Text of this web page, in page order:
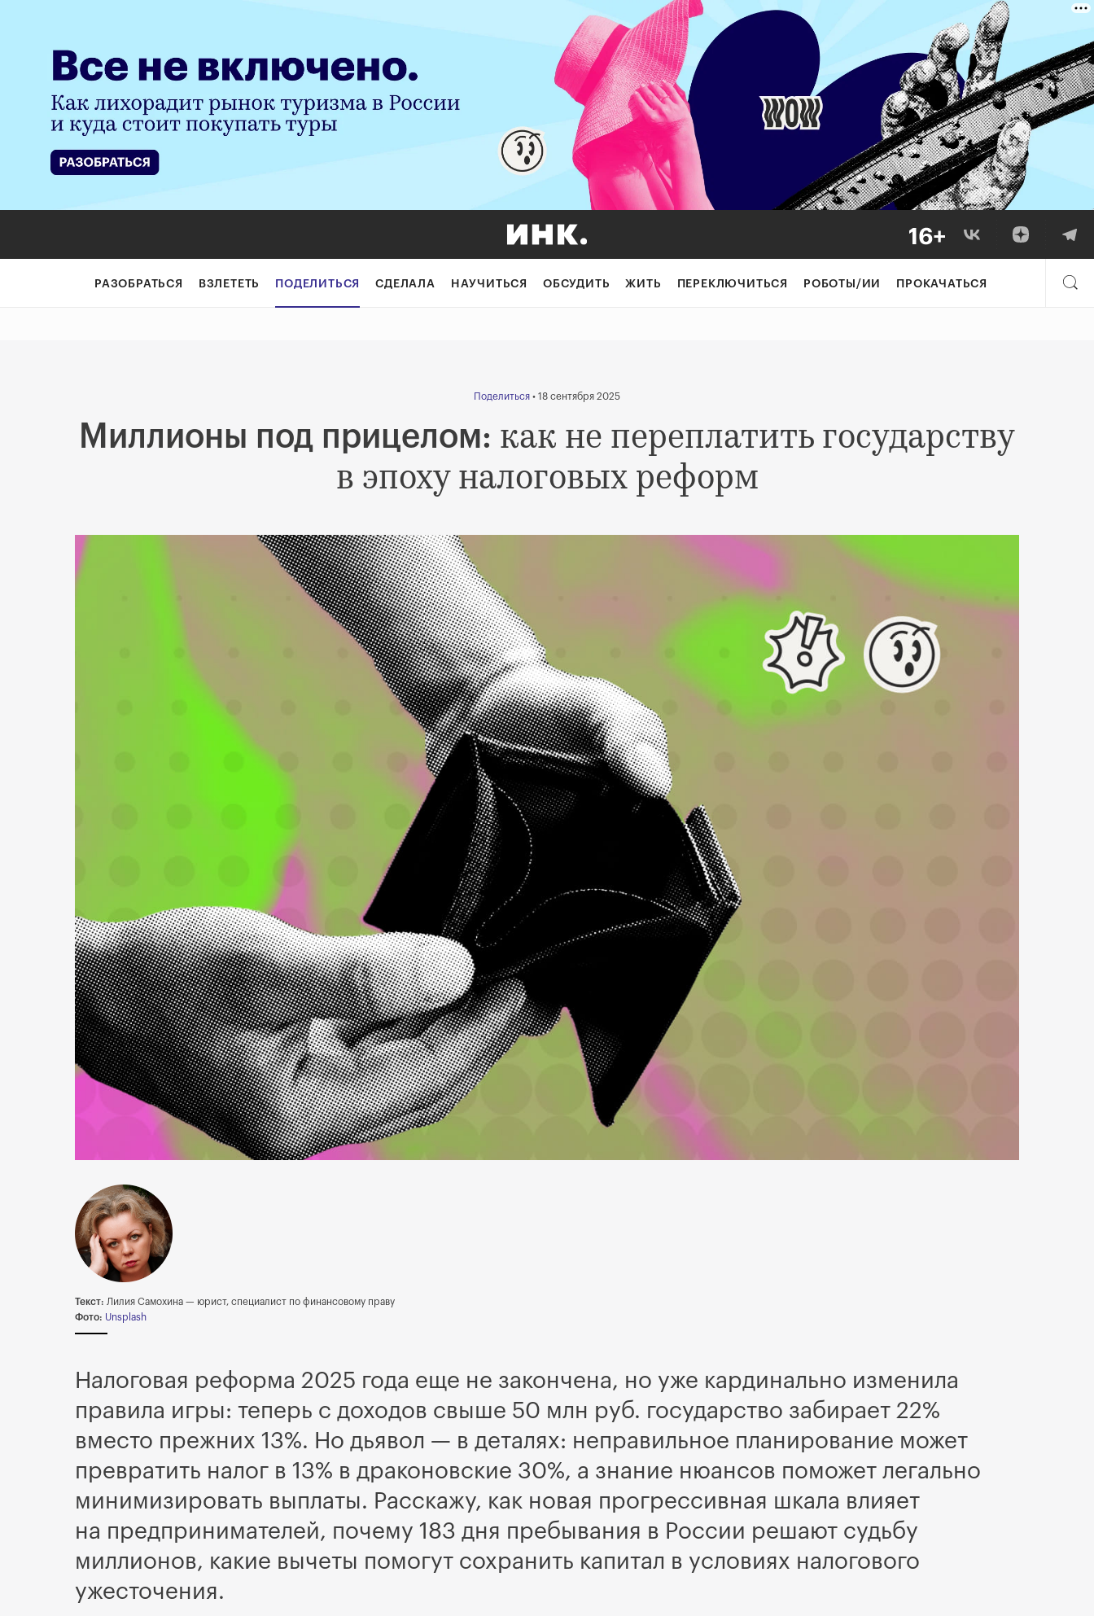
Миллионы под прицелом: как не переплатить
РАЗОБРАТЬСЯ ВЗЛЕТЕТЬ ПОДЕЛИТЬСЯ СДЕЛАЛА НАУЧИТЬСЯ ОБСУДИТЬ ЖИТЬ ПЕРЕКЛЮЧИТЬСЯ РОБОТЫ/ИИ ПРОКАЧАТЬСЯ
Поделиться • 18 сентября 2025
Миллионы под прицелом: как не переплатить государству
в эпоху налоговых реформ
Текст: Лилия Самохина — юрист, специалист по финансовому праву
Фото: Unsplash
Налоговая реформа 2025 года еще не закончена, но уже кардинально изменила
правила игры: теперь с доходов свыше 50 млн руб. государство забирает 22%
вместо прежних 13%. Но дьявол — в деталях: неправильное планирование может
превратить налог в 13% в драконовские 30%, а знание нюансов поможет легально
минимизировать выплаты. Расскажу, как новая прогрессивная шкала влияет
на предпринимателей, почему 183 дня пребывания в России решают судьбу
миллионов, какие вычеты помогут сохранить капитал в условиях налогового
ужесточения.